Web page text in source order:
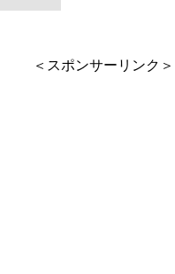
＜スポンサーリンク＞